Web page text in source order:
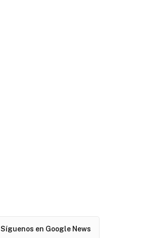
Síguenos en Google News